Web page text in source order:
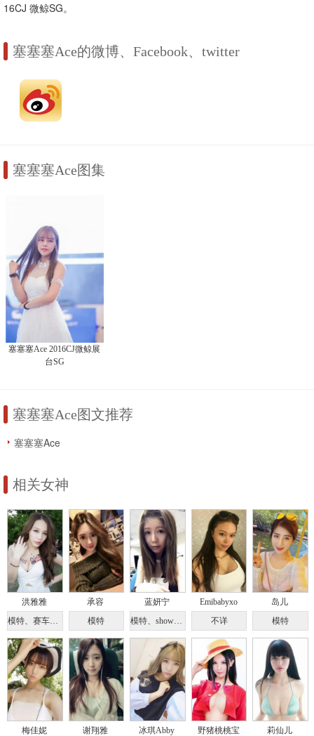
16CJ 微鲸SG。
塞塞塞Ace的微博、Facebook、twitter
塞塞塞Ace图集
塞塞塞Ace 2016CJ微鲸展
台SG
塞塞塞Ace图文推荐
塞塞塞Ace
相关女神
洪雅雅
模特、赛车女郎
承容
模特
蓝妍宁
模特、showgirl
Emibabyxo
不详
岛儿
模特
梅佳妮 谢翔雅 冰琪Abby 野猪桃桃宝 莉仙儿